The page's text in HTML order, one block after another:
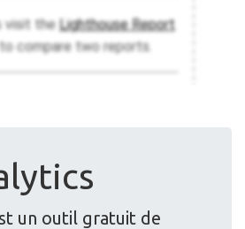
un outil gratuit de